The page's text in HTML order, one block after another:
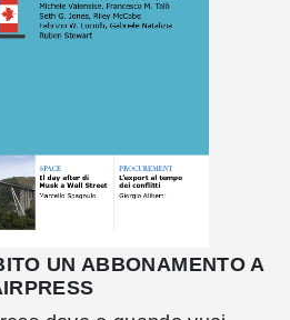
UN ABBONAMENTO A